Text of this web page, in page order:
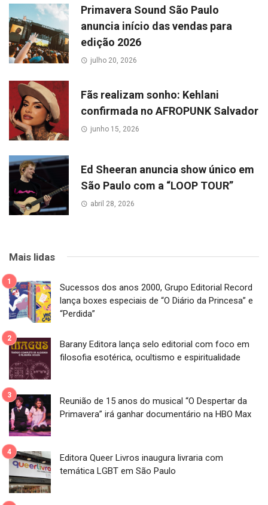
Primavera Sound São Paulo
anuncia início das vendas para
edição 2026
julho 20, 2026
Fãs realizam sonho: Kehlani
confirmada no AFROPUNK Salvador
junho 15, 2026
Ed Sheeran anuncia show único em
São Paulo com a “LOOP TOUR”
abril 28, 2026
Mais lidas
Sucessos dos anos 2000, Grupo Editorial Record
lança boxes especiais de “O Diário da Princesa” e
“Perdida”
Barany Editora lança selo editorial com foco em
filosofia esotérica, ocultismo e espiritualidade
Reunião de 15 anos do musical “O Despertar da
Primavera” irá ganhar documentário na HBO Max
Editora Queer Livros inaugura livraria com
temática LGBT em São Paulo